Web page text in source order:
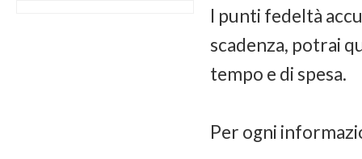
I punti fedeltà
scadenza, potrai
tempo e di spesa.
Per ogni